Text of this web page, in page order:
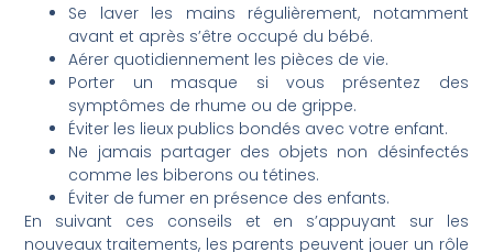
Se laver les mains régulièrement, notamment
avant et après s’être occupé du bébé.
Aérer quotidiennement les pièces de vie.
Porter un masque si vous présentez des
symptômes de rhume ou de grippe.
Éviter les lieux publics bondés avec votre enfant.
Ne jamais partager des objets non désinfectés
comme les biberons ou tétines.
Éviter de fumer en présence des enfants.
En suivant ces conseils et en s’appuyant sur les
nouveaux traitements, les parents peuvent jouer un rôle